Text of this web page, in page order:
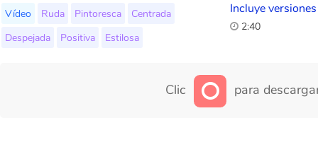
Vídeo
Ruda Pintoresca
Centrada
Despejada
Positiva Estilosa
Incluye
2:40
Clic para